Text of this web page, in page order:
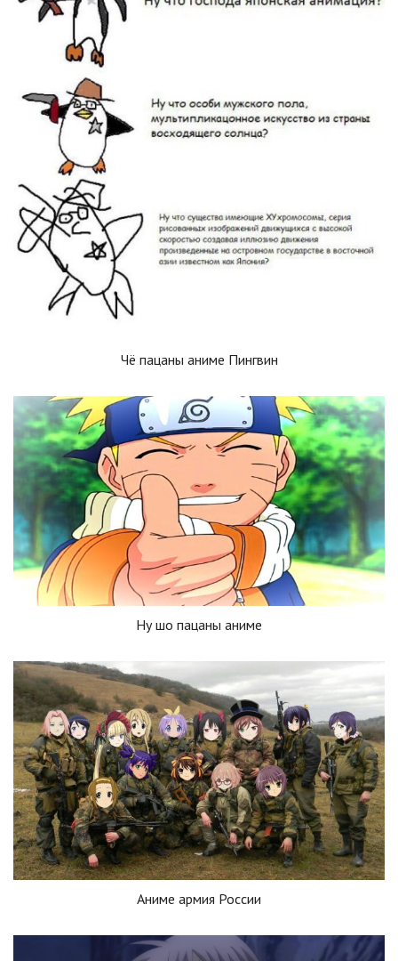
Чё пацаны аниме Пингвин
Ну шо пацаны аниме
Аниме армия России